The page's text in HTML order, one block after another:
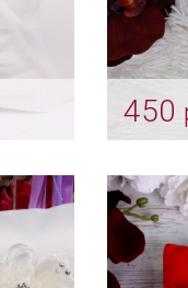
450
Арт: